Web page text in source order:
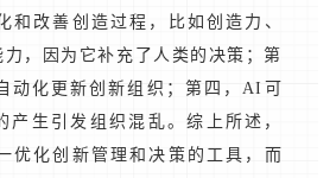
和改善创造过程，比如创造力、
，因为它补充了人类的决策；第
动化更新创新组织；第四，AI可
产生引发组织混乱。综上所述，
优化创新管理和决策的工具，而